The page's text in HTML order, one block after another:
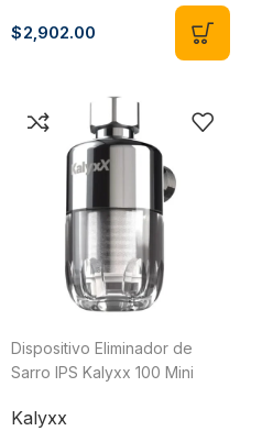
$2,902.00
Dispositivo Eliminador de
Sarro IPS Kalyxx 100 Mini
Kalyxx